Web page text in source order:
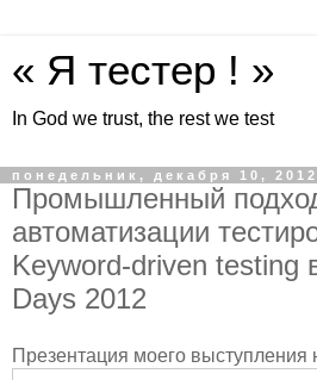
« Я тестер ! »
In God we trust, the rest we test
понедельник, декабря 10, 2012
Промышленный
автоматизации
Keyword-driven testing
Days 2012
Презентация моего выступления